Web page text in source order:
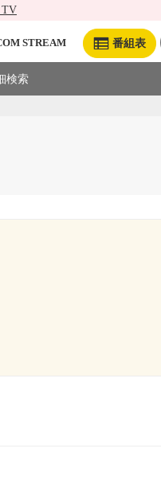
TV
番組表
STREAM
検索